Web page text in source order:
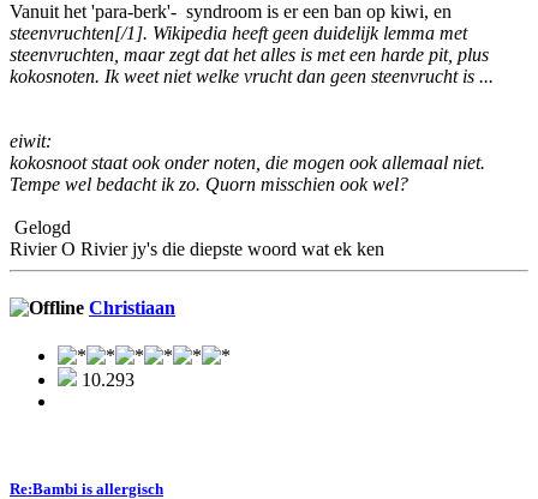
Vanuit het 'para-berk'- syndroom is er een ban op kiwi, en
steenvruchten[/1]. Wikipedia heeft geen duidelijk lemma met
steenvruchten, maar zegt dat het alles is met een harde pit, plus
kokosnoten. Ik weet niet welke vrucht dan geen steenvrucht is ...
eiwit:
kokosnoot staat ook onder noten, die mogen ook allemaal niet.
Tempe wel bedacht ik zo. Quorn misschien ook wel?
Gelogd
Rivier O Rivier jy's die diepste woord wat ek ken
Christiaan
10.293
Re:Bambi is allergisch